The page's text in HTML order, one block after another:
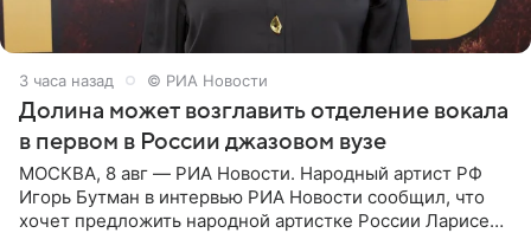
3 часа назад © РИА Новости
Долина может возглавить отделение вокала
в первом в России джазовом вузе
МОСКВА, 8 авг — РИА Новости. Народный артист РФ
Игорь Бутман в интервью РИА Новости сообщил, что
хочет предложить народной артистке России Ларисе